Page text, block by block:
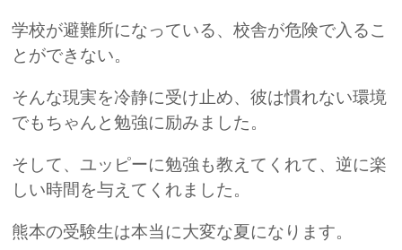
学校が避難所になっている、校舎が危険で入るこ
とができない。
そんな現実を冷静に受け止め、彼は慣れない環境
でもちゃんと勉強に励みました。
そして、ユッピーに勉強も教えてくれて、逆に楽
しい時間を与えてくれました。
熊本の受験生は本当に大変な夏になります。